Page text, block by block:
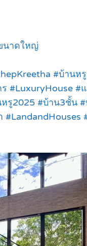
นาดใหญ่
#บ้านห
#LuxuryHouse #
2025 #บ้าน3ชั้น